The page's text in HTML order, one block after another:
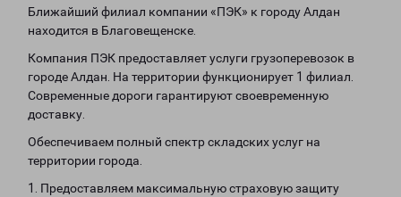
Ближайший филиал компании «ПЭК» к городу Алдан
находится в Благовещенске.
Компания ПЭК предоставляет услуги грузоперевозок в
городе Алдан. На территории функционирует 1 филиал.
Современные дороги гарантируют своевременную
доставку.
Обеспечиваем полный спектр складских услуг на
территории города.
1. Предоставляем максимальную страховую защиту